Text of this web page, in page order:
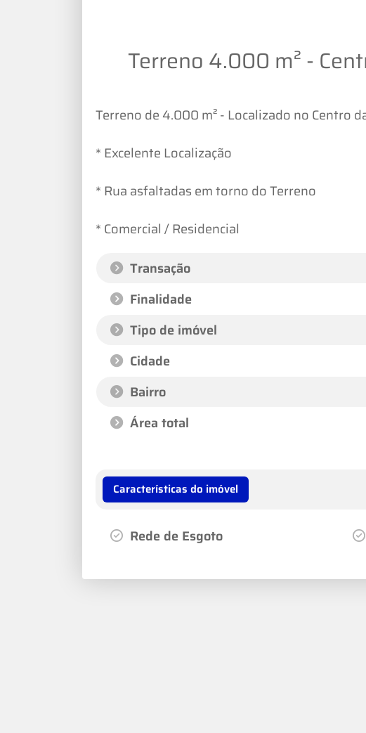
Terreno 4.000 m² -
Terreno de 4.000 m² - Localizado no Centro
* Excelente Localização
* Rua asfaltadas em torno do Terreno
* Comercial / Residencial
Transação
Finalidade
Tipo de imóvel
Cidade
Bairro
Área total
Características do imóvel
Rede de Esgoto